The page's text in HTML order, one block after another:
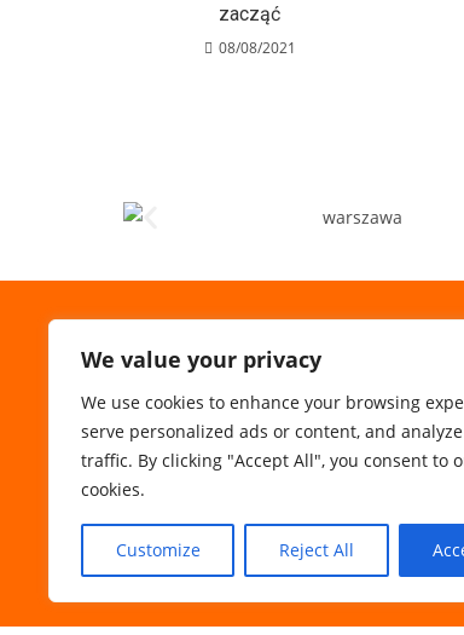
We value your privacy
We use cookies to enhance your browsing
serve personalized ads or content, and
traffic. By clicking "Accept All", you consent to
cookies.
Customize Reject All
zacząć
08/08/2021